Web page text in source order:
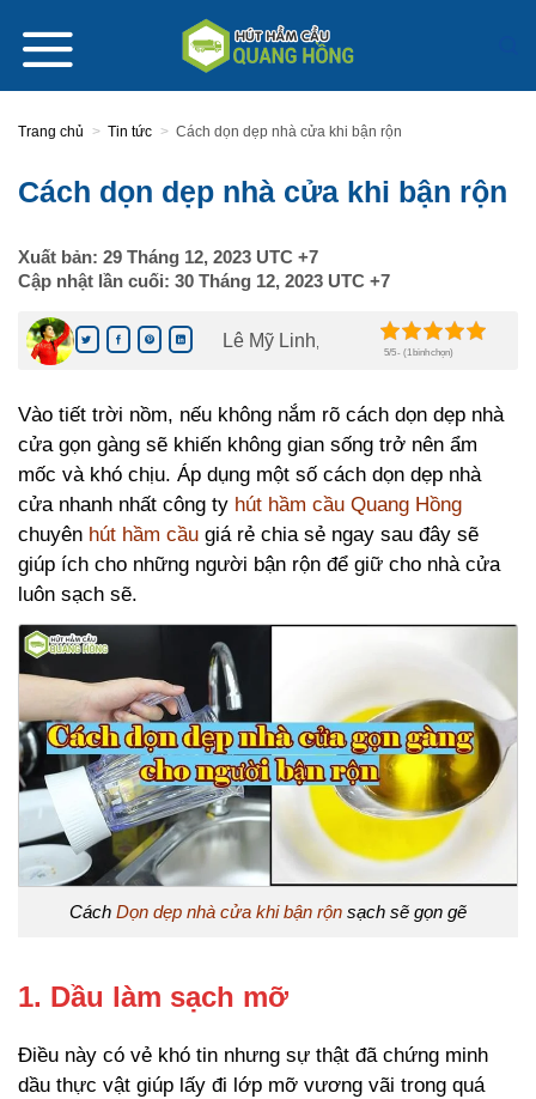
content
Trang chủ > Tin tức > Cách dọn dẹp nhà cửa khi bận rộn
Cách dọn dẹp nhà cửa khi bận rộn
Xuất bản: 29 Tháng 12, 2023 UTC +7
Cập nhật lần cuối: 30 Tháng 12, 2023 UTC +7
Lê Mỹ Linh
5/5 - (1 bình chọn)
Vào tiết trời nồm, nếu không nắm rõ cách dọn dẹp nhà
cửa gọn gàng sẽ khiến không gian sống trở nên ẩm
mốc và khó chịu. Áp dụng một số cách dọn dẹp nhà
cửa nhanh nhất công ty hút hầm cầu Quang Hồng
chuyên hút hầm cầu giá rẻ chia sẻ ngay sau đây sẽ
giúp ích cho những người bận rộn để giữ cho nhà cửa
luôn sạch sẽ.
Cách Dọn dẹp nhà cửa khi bận rộn sạch sẽ gọn gẽ
1. Dầu làm sạch mỡ
Điều này có vẻ khó tin nhưng sự thật đã chứng minh
dầu thực vật giúp lấy đi lớp mỡ vương vãi trong quá